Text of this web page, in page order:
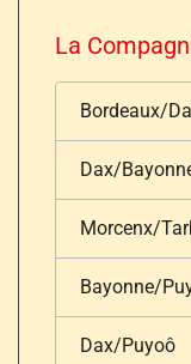
La
Bordeaux/
Dax/
Morcenx/
Bayonne/
Dax/Puyoô